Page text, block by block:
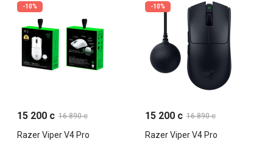
-10%
15 200 c 16 890 c
Razer Viper V4 Pro
-10%
15 200 c 16 890 c
Razer Viper V4 Pro